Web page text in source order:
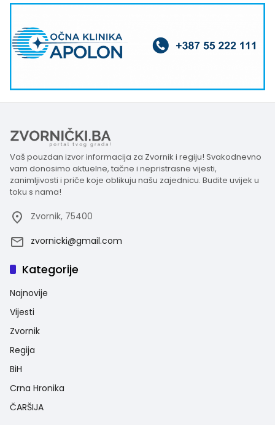
Vaš pouzdan izvor informacija za Zvornik i regiju! Svakodnevno
vam donosimo aktuelne, tačne i nepristrasne vijesti,
zanimljivosti i priče koje oblikuju našu zajednicu. Budite uvijek u
toku s nama!
Zvornik, 75400
zvornicki@gmail.com
Kategorije
Najnovije
Vijesti
Zvornik
Regija
BiH
Crna Hronika
ČARŠIJA